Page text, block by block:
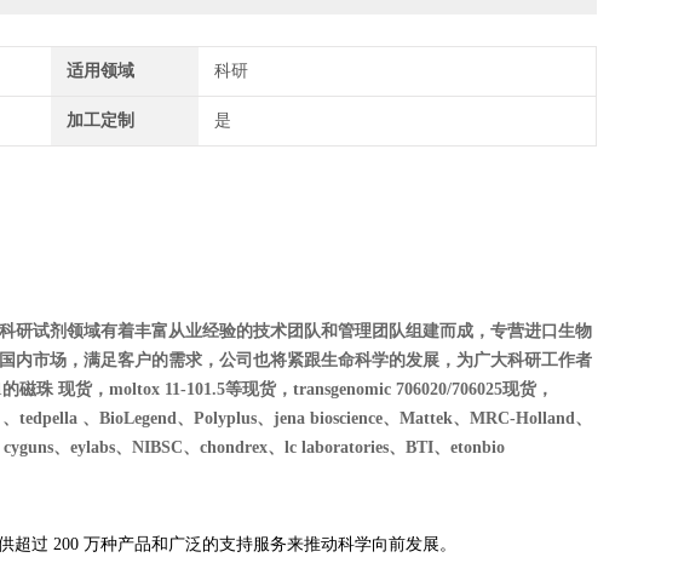
适用领域 科研
加工定制 是
研试剂领域有着丰富从业经验的技术团队和管理团队组建而成，专营进口生物
内市场，满足客户的需求，公司也将紧跟生命科学的发展，为广大科研工作者
珠 现货，moltox 11-101.5等现货，transgenomic 706020/706025现货，
、BioLegend、Polyplus、jena bioscience、Mattek、MRC-Holland、
、eylabs、NIBSC、chondrex、lc laboratories、BTI、etonbio
过 200 万种产品和广泛的支持服务来推动科学向前发展。